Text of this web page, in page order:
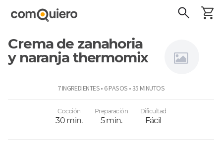
Crema de zanahoria
y naranja thermomix
7 INGREDIENTES • 6 PASOS • 35 MINUTOS
Cocción
30 min.
Preparación
5 min.
Dificultad
Fácil